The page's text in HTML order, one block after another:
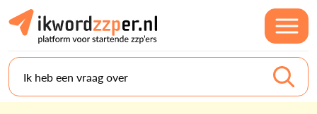
Ik heb een vraag over